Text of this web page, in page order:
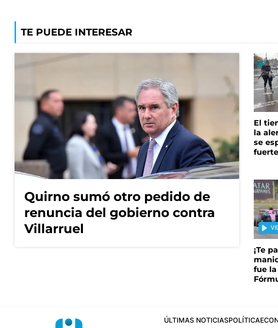
TE PUEDE INTERESAR
Quirno sumó otro pedido de
renuncia del gobierno contra
Villarruel
El
la
se
¡Te
fue
ÚLTIMAS NOTICIASPOLÍTICA